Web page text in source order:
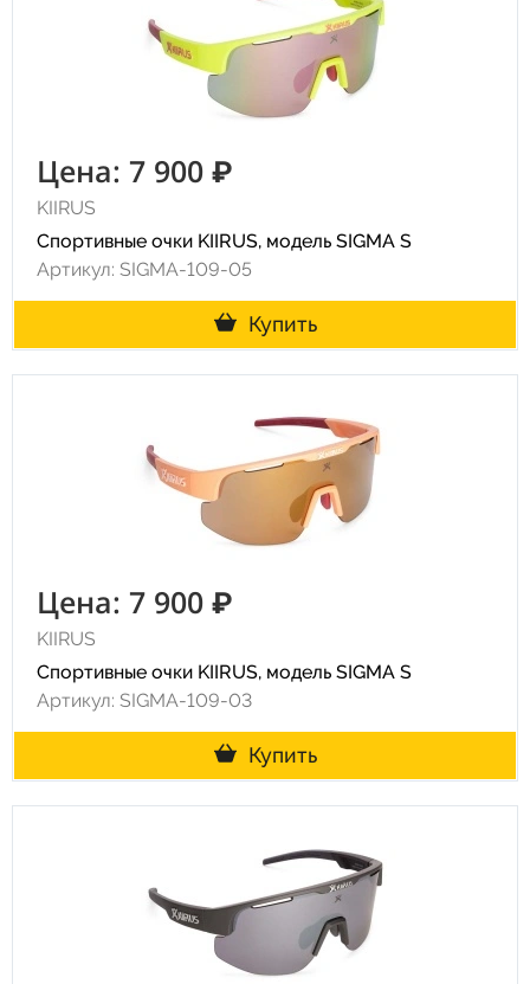
Цена: 7 900 ₽
KIIRUS
Спортивные очки KIIRUS, модель SIGMA S
Артикул: SIGMA-109-05
Купить
Цена: 7 900 ₽
KIIRUS
Спортивные очки KIIRUS, модель SIGMA S
Артикул: SIGMA-109-03
Купить